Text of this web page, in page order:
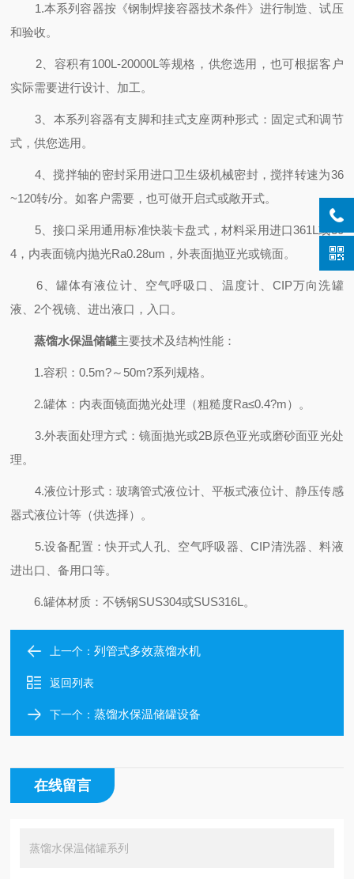
1.本系列容器按《钢制焊接容器技术条件》进行制造、试压
和验收。
2、容积有100L-20000L等规格，供您选用，也可根据客户
实际需要进行设计、加工。
3、本系列容器有支脚和挂式支座两种形式：固定式和调节
式，供您选用。
4、搅拌轴的密封采用进口卫生级机械密封，搅拌转速为36
~120转/分。如客户需要，也可做开启式或敞开式。
5、接口采用通用标准快装卡盘式，材料采用进口361L或30
4，内表面镜内抛光Ra0.28um，外表面抛亚光或镜面。
6、罐体有液位计、空气呼吸口、温度计、CIP万向洗罐
液、2个视镜、进出液口，入口。
蒸馏水保温储罐主要技术及结构性能：
1.容积：0.5m?～50m?系列规格。
2.罐体：内表面镜面抛光处理（粗糙度Ra≤0.4?m）。
3.外表面处理方式：镜面抛光或2B原色亚光或磨砂面亚光处
理。
4.液位计形式：玻璃管式液位计、平板式液位计、静压传感
器式液位计等（供选择）。
5.设备配置：快开式人孔、空气呼吸器、CIP清洗器、料液
进出口、备用口等。
6.罐体材质：不锈钢SUS304或SUS316L。
上一个：列管式多效蒸馏水机
返回列表
下一个：蒸馏水保温储罐设备
在线留言